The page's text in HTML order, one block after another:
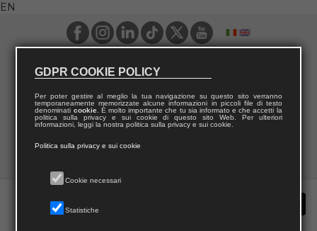
EN
GDPR COOKIE POLICY
Per poter gestire al meglio la tua navigazione su questo sito verranno
temporaneamente memorizzate alcune informazioni in piccoli file di testo
denominati cookie. È molto importante che tu sia informato e che accetti la
politica sulla privacy e sui cookie di questo sito Web. Per ulteriori
informazioni, leggi la nostra politica sulla privacy e sui cookie.
Politica sulla privacy e sui cookie
Cookie necessari
Statistiche